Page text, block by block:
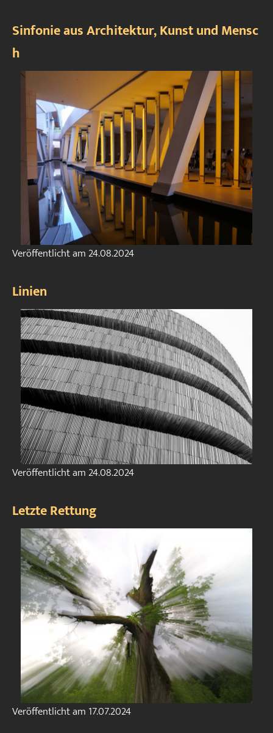
Sinfonie aus Architektur, Kunst und Mensc
h
Veröffentlicht am24.08.2024
Linien
Veröffentlicht am24.08.2024
Letzte Rettung
Veröffentlicht am 17.07.2024